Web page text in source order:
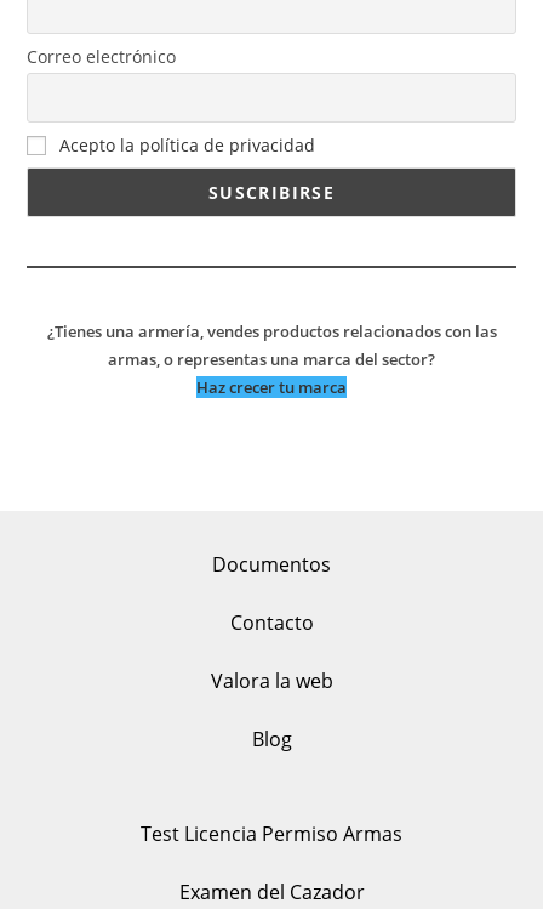
Correo electrónico
Acepto la política de privacidad
¿Tienes una armería, vendes productos relacionados con las
armas, o representas una marca del sector?
Haz crecer tu marca
Documentos
Contacto
Valora la web
Blog
Test Licencia Permiso Armas
Examen del Cazador